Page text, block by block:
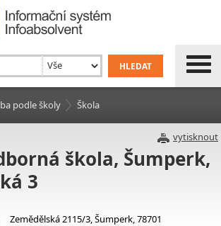
podle školy Škola
vytisknout
škola, Šumperk,
3
Zemědělská 2115/3, Šumperk, 78701